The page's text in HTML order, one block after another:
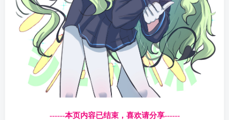
------本页内容已结束，喜欢请分享------